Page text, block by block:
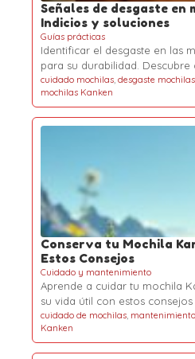
Señales de desgaste en
Indicios y soluciones
Guías prácticas
Identificar el desgaste en las
para su durabilidad.
cuidado mochilas, desgaste mochilas
mochilas Kanken
Conserva tu Mochila
Estos Consejos
Cuidado y mantenimiento
Aprende a cuidar tu mochila
su vida útil con estos
cuidado de mochilas,
Kanken